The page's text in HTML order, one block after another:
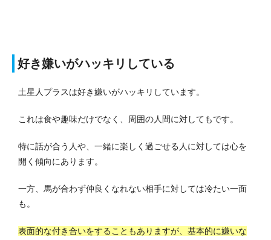
好き嫌いがハッキリしている
土星人プラスは好き嫌いがハッキリしています。
これは食や趣味だけでなく、周囲の人間に対してもです。
特に話が合う人や、一緒に楽しく過ごせる人に対しては心を
開く傾向にあります。
一方、馬が合わず仲良くなれない相手に対しては冷たい一面
も。
表面的な付き合いをすることもありますが、基本的に嫌いな